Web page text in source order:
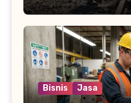
Bisnis Jasa